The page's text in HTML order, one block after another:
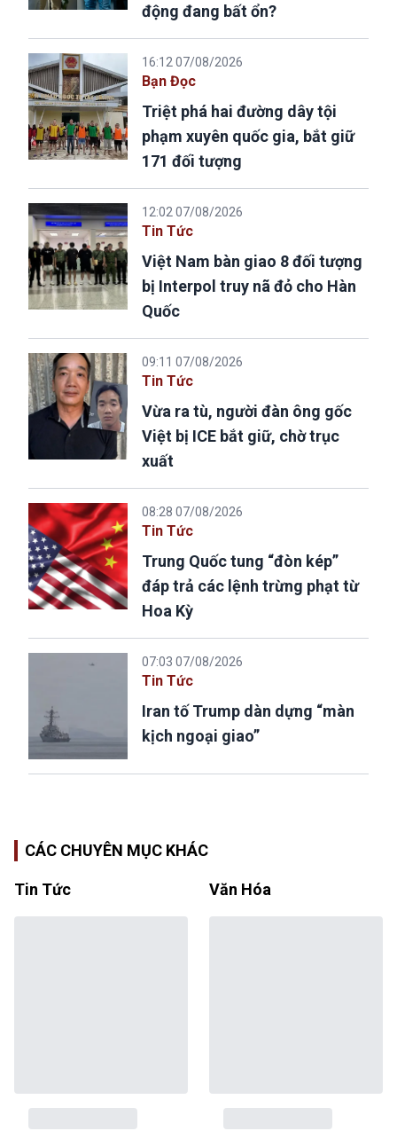
động đang bất ổn?
16:12 07/08/2026
Bạn Đọc
Triệt phá hai đường dây tội
phạm xuyên quốc gia, bắt giữ
171 đối tượng
12:02 07/08/2026
Tin Tức
Việt Nam bàn giao 8 đối tượng
bị Interpol truy nã đỏ cho Hàn
Quốc
09:11 07/08/2026
Tin Tức
Vừa ra tù, người đàn ông gốc
Việt bị ICE bắt giữ, chờ trục
xuất
08:28 07/08/2026
Tin Tức
Trung Quốc tung “đòn kép”
đáp trả các lệnh trừng phạt từ
Hoa Kỳ
07:03 07/08/2026
Tin Tức
Iran tố Trump dàn dựng “màn
kịch ngoại giao”
CÁC CHUYÊN MỤC KHÁC
Tin Tức Văn Hóa